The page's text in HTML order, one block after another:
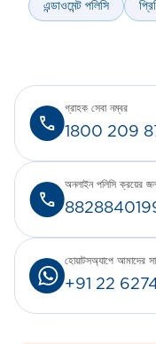
এন্ডাওমেন্ট পলিসি
1800 209
গ্রাহক সেবা নম্বর
অনলাইন পলিসি ক্রয়ের
+91 22
হোয়াটসঅ্যাপে আমাদের